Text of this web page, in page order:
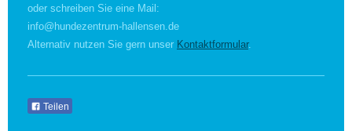
oder schreiben Sie eine Mail:
info@hundezentrum-hallensen.de
Alternativ nutzen Sie gern unser Kontaktformular.
Teilen